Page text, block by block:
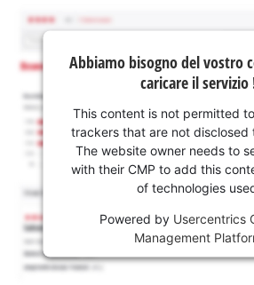
Abbiamo bisogno del vostro
caricare il servizio
This content is not permitted
trackers that are not disclosed
The website owner needs to
with their CMP to add this
of technologies
Powered by Usercentrics
Management